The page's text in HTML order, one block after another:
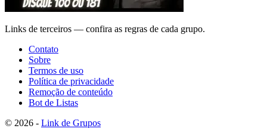
Links de terceiros — confira as regras de cada grupo.
Contato
Sobre
Termos de uso
Política de privacidade
Remoção de conteúdo
Bot de Listas
© 2026 - Link de Grupos